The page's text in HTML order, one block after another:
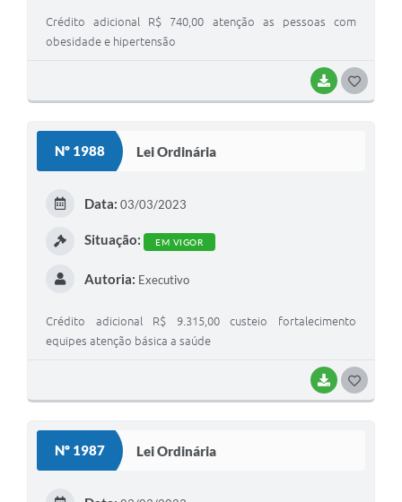
BAIXAR
Crédito adicional R$ 740,00 atenção as pessoas com
obesidade e hipertensão
Nº 1988 Lei Ordinária
BAIXAR
Data: 03/03/2023
Situação: EM VIGOR
Autoria: Executivo
Crédito adicional R$ 9.315,00 custeio fortalecimento
equipes atenção básica a saúde
Nº 1987 Lei Ordinária